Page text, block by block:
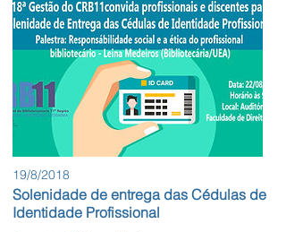
19/8/2018
Solenidade de entrega das Cédulas de
Identidade Profissional